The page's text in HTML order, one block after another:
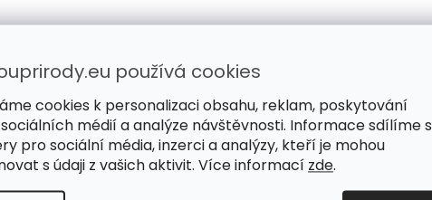
používá cookies
cookies k personalizaci obsahu, reklam, poskytování
médií a analýze návštěvnosti. Informace sdílíme s
pro sociální média, inzerci a analýzy, kteří je mohou
s údaji z vašich aktivit. Více informací zde.